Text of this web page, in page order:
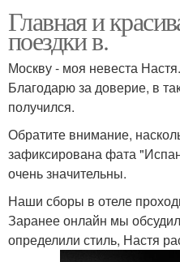
Главная и
поездки в.
Москву - моя невеста Настя.
Благодарю за доверие, в
получился.
Обратите внимание,
зафиксирована фата
очень значительны.
Наши сборы в отеле
Заранее онлайн мы
определили стиль, Настя